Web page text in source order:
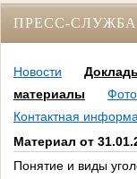
ПРЕСС-СЛУЖБА
Новости
материалы
Контактная
Материал от
Понятие и виды